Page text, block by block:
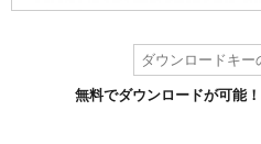
無料でダウンロードが可能！